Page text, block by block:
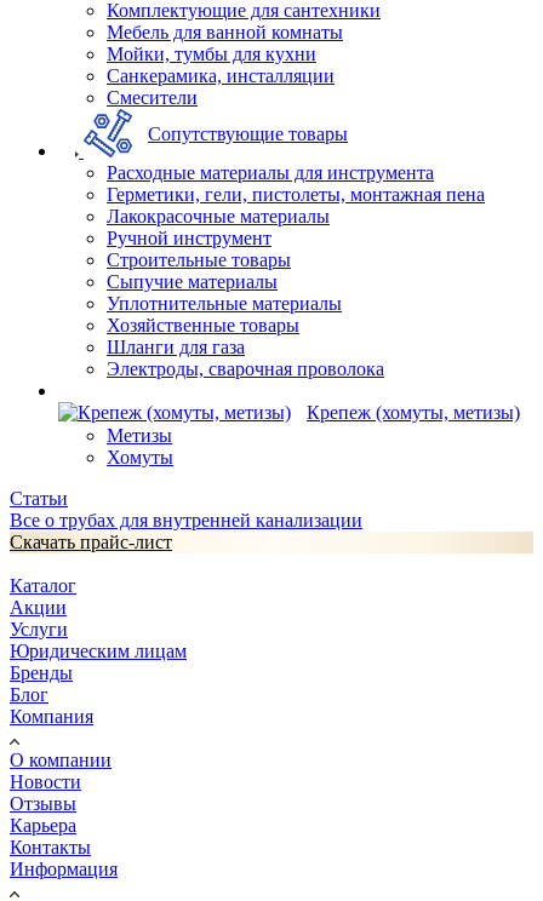
Комплектующие для сантехники
Мебель для ванной комнаты
Мойки, тумбы для кухни
Санкерамика, инсталляции
Смесители
Сопутствующие товары
Расходные материалы для инструмента
Герметики, гели, пистолеты, монтажная пена
Лакокрасочные материалы
Ручной инструмент
Строительные товары
Сыпучие материалы
Уплотнительные материалы
Хозяйственные товары
Шланги для газа
Электроды, сварочная проволока
Крепеж (хомуты, метизы)
Метизы
Хомуты
Статьи
Все о трубах для внутренней канализации
Скачать прайс-лист
Каталог
Акции
Услуги
Юридическим лицам
Бренды
Блог
Компания
О компании
Новости
Отзывы
Карьера
Контакты
Информация